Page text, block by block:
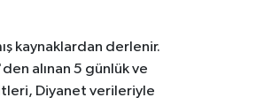
kaynaklardan derlenir.
alınan 5 günlük ve
Diyanet verileriyle